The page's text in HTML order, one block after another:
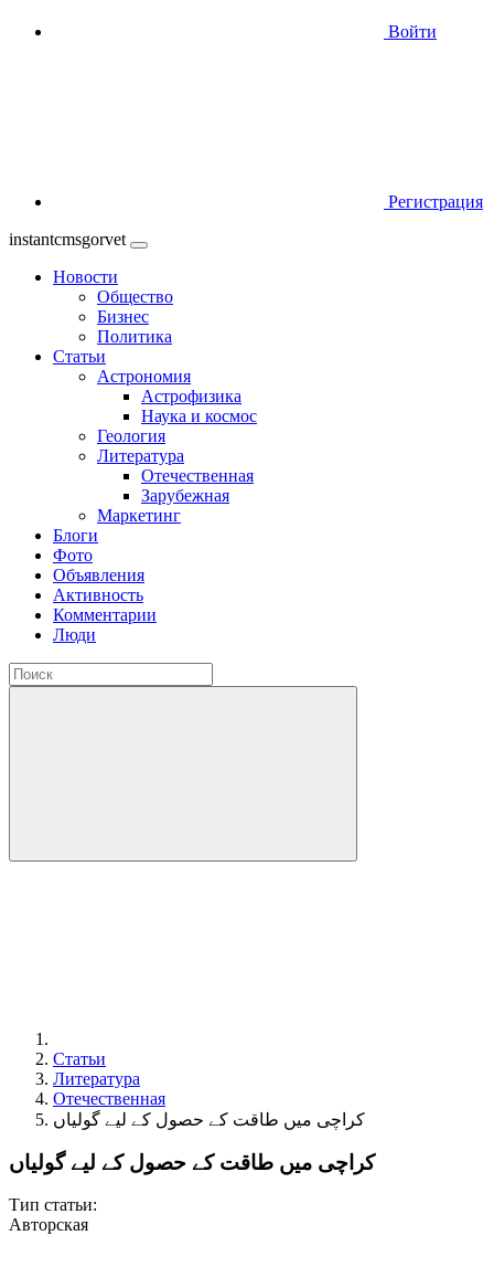
Войти
Регистрация
instantcmsgorvet
Новости
Общество
Бизнес
Политика
Статьи
Астрономия
Астрофизика
Наука и космос
Геология
Литература
Отечественная
Зарубежная
Маркетинг
Блоги
Фото
Объявления
Активность
Комментарии
Люди
Статьи
Литература
Отечественная
کراچی میں طاقت کے حصول کے لیے گولیاں
کراچی میں طاقت کے حصول کے لیے گولیاں
Тип статьи:
Авторская